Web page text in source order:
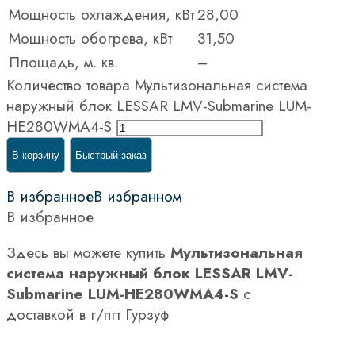
Мощность охлаждения, кВт28,00
Мощность обогрева, кВт
31,50
Площадь, м. кв.
–
Количество товара Мультизональная система
наружный блок LESSAR LMV-Submarine LUM-
HE280WMA4-S
В корзину Быстрый заказ
В избранноеВ избранном
В избранное
Здесь вы можете купить Мультизональная
система наружный блок LESSAR LMV-
Submarine LUM-HE280WMA4-S с
доставкой в г/пгт Гурзуф